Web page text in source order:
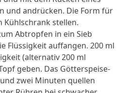
und andrücken. Die Form für
Kühlschrank stellen.
Abtropfen in ein Sieb
Flüssigkeit auffangen. 200 ml
(alternativ 200 ml
geben. Das Götterspeise-
zwei Minuten quellen